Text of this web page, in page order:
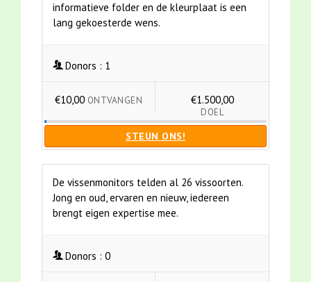
informatieve folder en de kleurplaat is een
lang gekoesterde wens.
Donors : 1
€10,00 ONTVANGEN €1.500,00
DOEL
STEUN ONS!
De vissenmonitors telden al 26 vissoorten.
Jong en oud, ervaren en nieuw, iedereen
brengt eigen expertise mee.
Donors : 0